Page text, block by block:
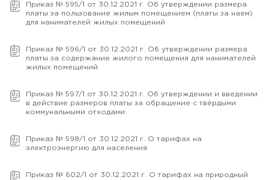
Приказ № 595/1 от 30.12.2021 г. Об утверждении размера
платы за пользование жилым помещением (платы за наем)
для нанимателей жилых помещений
Приказ № 596/1 от 30.12.2021 г. Об утверждении размера
платы за содержание жилого помещения для нанимателей
жилых помещений
Приказ № 597/1 от 30.12.2021 г. Об утверждении и введении
в действие размеров платы за обращение с твёрдыми
коммунальными отходами
Приказ № 598/1 от 30.12.2021 г. О тарифах на
электроэнергию для населения
Приказ № 602/1 от 30.12.2021 г. О тарифах на природный